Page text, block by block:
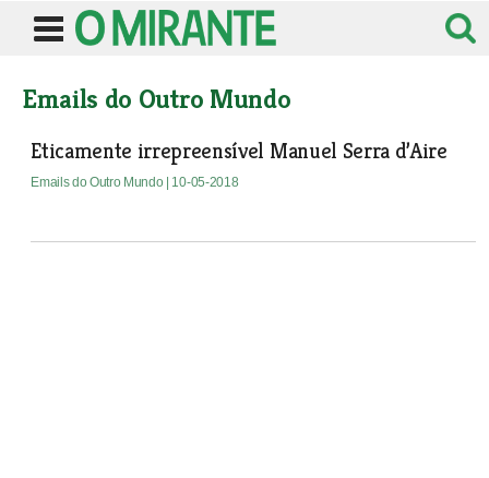
Emails do Outro Mundo
Eticamente irrepreensível Manuel Serra d’Aire
Emails do Outro Mundo | 10-05-2018